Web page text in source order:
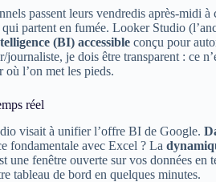
passent leurs vendredis après-midi
qui partent en fumée. Looker Studio
(BI) accessible conçu pour
je dois être transparent : ce
l’on met les pieds.
réel
visait à unifier l’offre BI de Google.
fondamentale avec Excel ? La
fenêtre ouverte sur vos données en
tableau de bord en quelques minutes.